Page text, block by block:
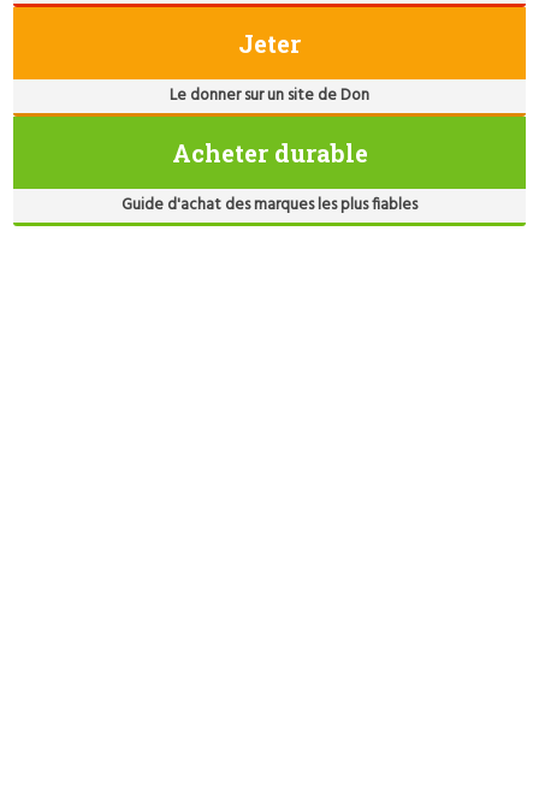
Jeter
Le donner sur un site de Don
Acheter durable
Guide d'achat des marques les plus fiables